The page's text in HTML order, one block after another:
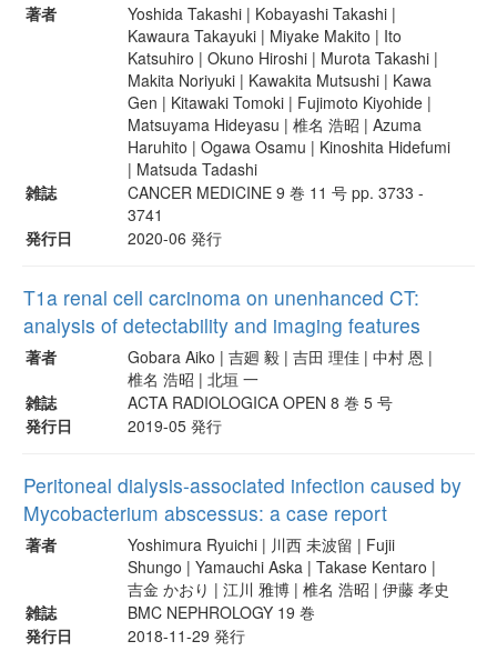
著者
Yoshida Takashi | Kobayashi Takashi |
Kawaura Takayuki | Miyake Makito | Ito
Katsuhiro | Okuno Hiroshi | Murota Takashi |
Makita Noriyuki | Kawakita Mutsushi | Kawa
Gen | Kitawaki Tomoki | Fujimoto Kiyohide |
Matsuyama Hideyasu | 椎名 浩昭 | Azuma
Haruhito | Ogawa Osamu | Kinoshita Hidefumi
| Matsuda Tadashi
雑誌
CANCER MEDICINE 9 巻 11 号 pp. 3733 -
3741
発行日
2020-06 発行
T1a renal cell carcinoma on unenhanced CT:
analysis of detectability and imaging features
著者
Gobara Aiko | 吉廻 毅 | 吉田 理佳 | 中村 恩 |
椎名 浩昭 | 北垣 一
雑誌
ACTA RADIOLOGICA OPEN 8 巻 5 号
発行日
2019-05 発行
Peritoneal dialysis-associated infection caused by
Mycobacterium abscessus: a case report
著者
Yoshimura Ryuichi | 川西 未波留 | Fujii
Shungo | Yamauchi Aska | Takase Kentaro |
吉金 かおり | 江川 雅博 | 椎名 浩昭 | 伊藤 孝史
雑誌
BMC NEPHROLOGY 19 巻
発行日
2018-11-29 発行